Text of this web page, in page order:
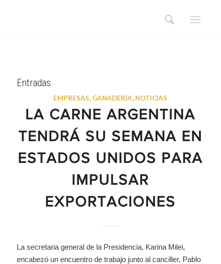
Entradas
EMPRESAS, GANADERÍA, NOTICIAS
LA CARNE ARGENTINA
TENDRÁ SU SEMANA EN
ESTADOS UNIDOS PARA
IMPULSAR
EXPORTACIONES
La secretaria general de la Presidencia, Karina Milei,
encabezó un encuentro de trabajo junto al canciller, Pablo